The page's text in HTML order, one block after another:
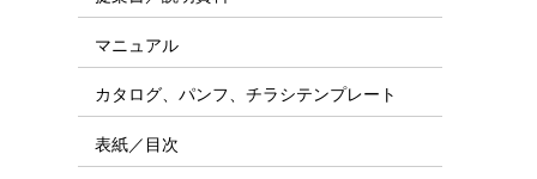
マニュアル
カタログ、パンフ、チラシテンプレート
表紙／目次